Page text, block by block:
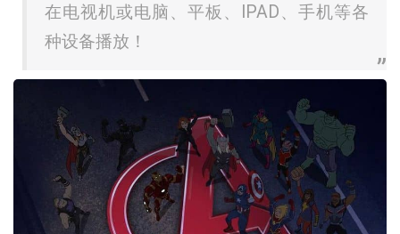
在电视机或电脑、平板、IPAD、手机等各
种设备播放！